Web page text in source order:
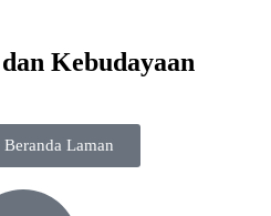
Kebudayaan
Laman